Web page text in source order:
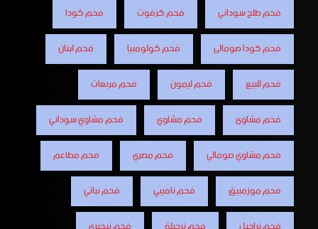
فحم طلح سوداني
فحم كرفوت
فحم كودا
فحم كودا صومالى
فحم كولومبيا
فحم لبنان
فحم للبيع
فحم ليمون
فحم مربعات
فحم مشاوى
فحم مشاوي
فحم مشاوي سوداني
فحم مشاوي صومالي
فحم مصري
فحم مطاعم
فحم موزمبيق
فحم ناميبي
فحم نباتي